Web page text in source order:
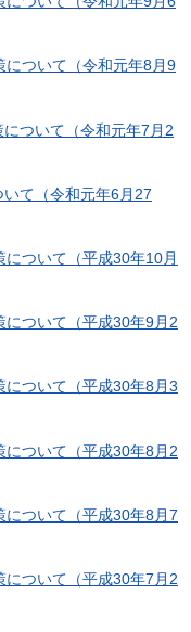
について（令和元年8月9
ついて（令和元年7月2
て（令和元年6月27
ついて（平成30年10月
について（平成30年9月2
について（平成30年8月3
について（平成30年8月2
について（平成30年8月7
について（平成30年7月2